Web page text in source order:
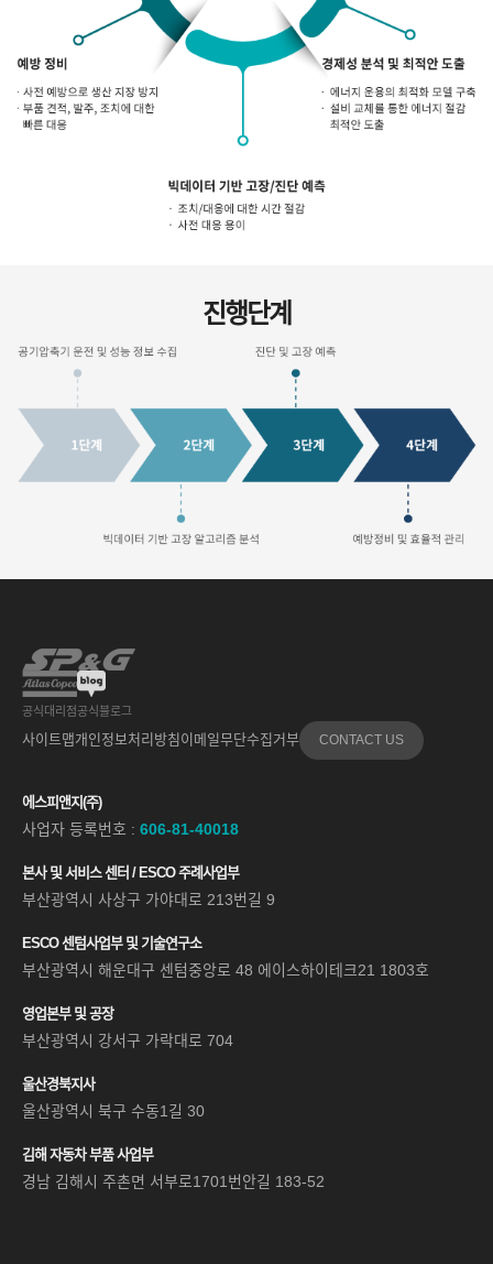
진행단계
공식대리점공식블로그
사이트맵개인정보처리방침 이메일무단수집거부 CONTACT US
에스피앤지(주)
사업자 등록번호 : 606-81-40018
본사 및 서비스 센터 / ESCO 주례사업부
부산광역시 사상구 가야대로 213번길 9
ESCO 센텀사업부 및 기술연구소
부산광역시 해운대구 센텀중앙로 48 에이스하이테크21 1803호
영업본부 및 공장
부산광역시 강서구 가락대로 704
울산경북지사
울산광역시 북구 수동1길 30
김해 자동차 부품 사업부
경남 김해시 주촌면 서부로1701번안길 183-52